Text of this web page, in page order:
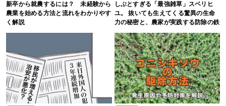
新卒から就農するには？ 未経験から
農業を始める方法と流れをわかりやす
く解説
しぶとすぎる「最強雑草」スベリヒ
ユ。 抜いても生えてくる驚異の生命
力の秘密と、農家が実践する防除の鉄
則